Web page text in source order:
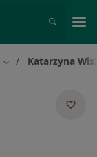
Zmień miasto
Katarzyna